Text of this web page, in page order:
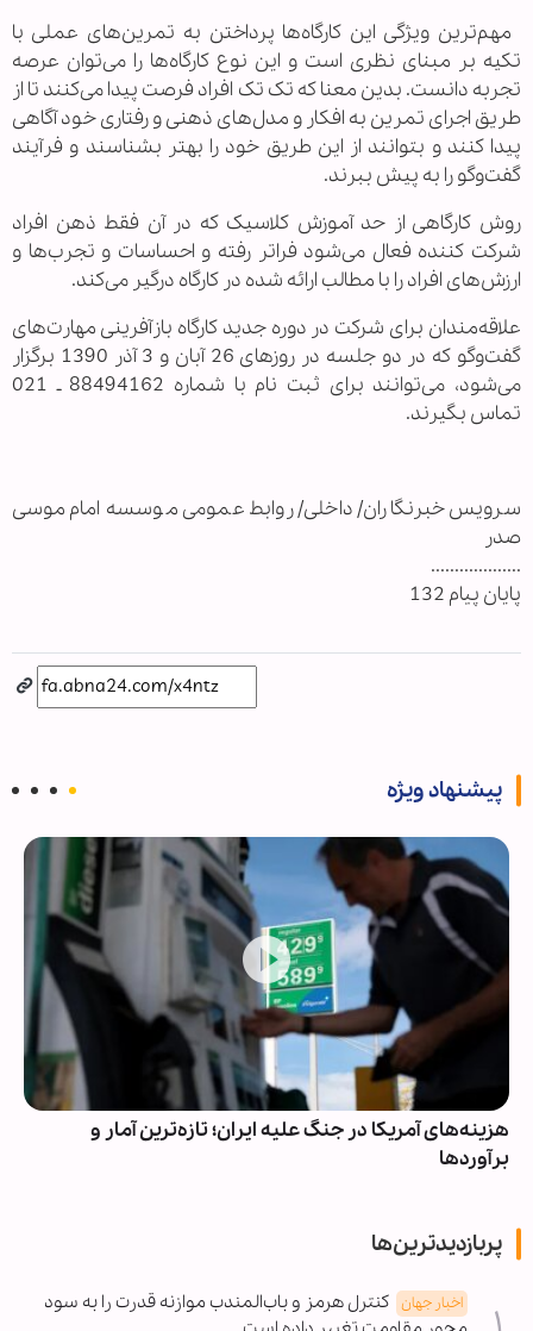
مهم‌ترين ويژگی اين کارگاه‌ها پرداختن به تمرين‌های عملی با
تکيه بر مبنای نظری است و اين نوع کارگاه‌ها را می‌توان عرصه
تجربه دانست. بدين معنا که تک تک افراد فرصت پيدا می‌کنند تا از
طريق اجرای تمرين به افکار و مدل‌های ذهنی و رفتاری خود آگاهی
پيدا کنند و بتوانند از اين طريق خود را بهتر بشناسند و فرآيند
گفت‌وگو را به پيش ببرند.
روش کارگاهی از حد آموزش کلاسيک که در آن فقط ذهن افراد
شرکت کننده فعال می‌شود فراتر رفته و احساسات و تجرب‌ها و
ارزش‌های افراد را با مطالب ارائه شده در کارگاه درگير می‌کند.
علاقه‌مندان برای شرکت در دوره جدید کارگاه بازآفرینی مهارت‌های
گفت‌وگو که در دو جلسه در روزهای 26 آبان و 3 آذر 1390 برگزار
می‌شود، می‌توانند برای ثبت نام با شماره 88494162 ـ 021
تماس بگیرند.
سرویس خبرنگاران/ داخلی/ روابط عمومی موسسه امام موسی
صدر
...................
پایان پیام 132
پیشنهاد ویژه
هزینه‌های آمریکا در جنگ علیه ایران؛ تازه‌ترین آمار و
برآوردها
پربازدیدترین‌ها
اخبار جهان کنترل هرمز و باب‌المندب موازنه قدرت را به سود